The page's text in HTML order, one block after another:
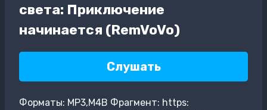
света: Приключение
начинается (RemVoVo)
Слушать
Форматы: MP3,M4B Фрагмент: https: